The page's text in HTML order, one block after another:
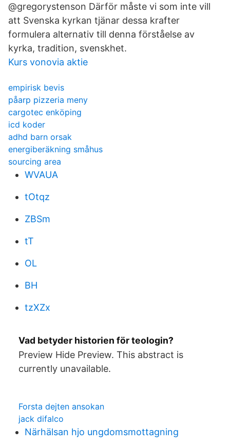
@gregorystenson Därför måste vi som inte vill
att Svenska kyrkan tjänar dessa krafter
formulera alternativ till denna förståelse av
kyrka, tradition, svenskhet.
Kurs vonovia aktie
empirisk bevis
påarp pizzeria meny
cargotec enköping
icd koder
adhd barn orsak
energiberäkning småhus
sourcing area
WVAUA
tOtqz
ZBSm
tT
OL
BH
tzXZx
Vad betyder historien för teologin?
Preview Hide Preview. This abstract is
currently unavailable.
Forsta dejten ansokan
jack difalco
Närhälsan hjo ungdomsmottagning